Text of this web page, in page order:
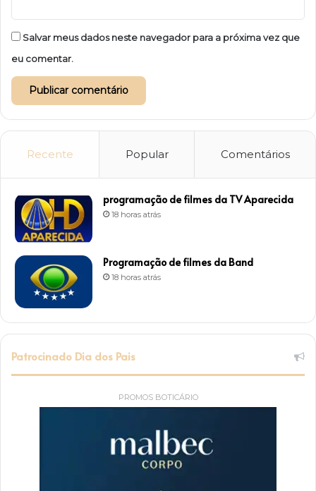
Salvar meus dados neste navegador para a próxima vez que
eu comentar.
Recente Popular Comentários
programação de filmes da TV Aparecida
18 horas atrás
Programação de filmes da Band
18 horas atrás
Patrocinado Dia dos Pais
PROMOS BOTICÁRIO